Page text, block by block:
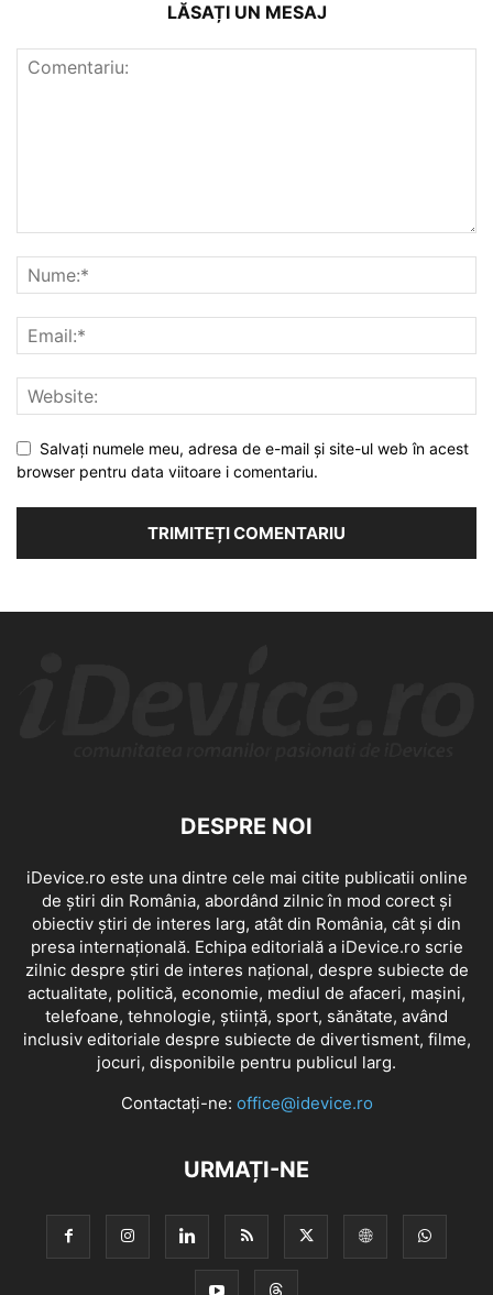
LĂSAȚI UN MESAJ
Salvați numele meu, adresa de e-mail și site-ul web în acest
browser pentru data viitoare i comentariu.
DESPRE NOI
iDevice.ro este una dintre cele mai citite publicatii online
de știri din România, abordând zilnic în mod corect și
obiectiv știri de interes larg, atât din România, cât și din
presa internațională. Echipa editorială a iDevice.ro scrie
zilnic despre știri de interes național, despre subiecte de
actualitate, politică, economie, mediul de afaceri, mașini,
telefoane, tehnologie, știință, sport, sănătate, având
inclusiv editoriale despre subiecte de divertisment, filme,
jocuri, disponibile pentru publicul larg.
Contactați-ne: office@idevice.ro
URMAȚI-NE